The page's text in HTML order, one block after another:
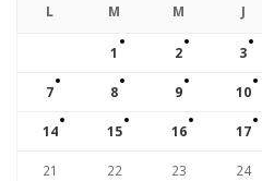
L M M J
1 2 3
7 8 9 10
14 15 16 17
21 22 23 24